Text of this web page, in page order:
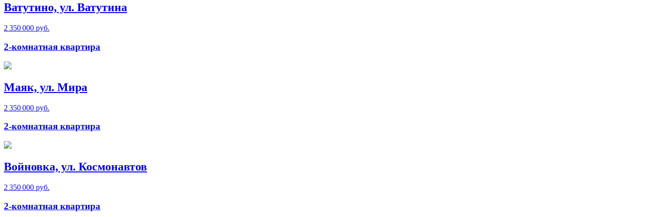
Ватутино, ул. Ватутина
2 350 000 руб.
2-комнатная квартира
Маяк, ул. Мира
2 350 000 руб.
2-комнатная квартира
Войновка, ул. Космонавтов
2 350 000 руб.
2-комнатная квартира